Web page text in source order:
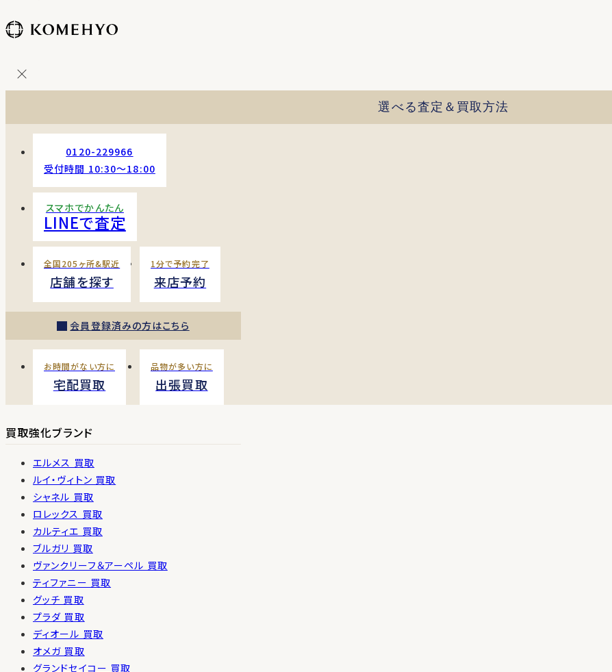
ン
選べる査定＆買取方法
0120-229966
受付時間 10:30〜18:00
スマホでかんたん
LINEで査定
全国205ヶ所&駅近
店舗を探す
1分で予約完了
来店予約
会員登録済みの方はこちら
お時間がない方に
宅配買取
品物が多い方に
出張買取
買取強化ブランド
エルメス 買取
ルイ・ヴィトン 買取
シャネル 買取
ロレックス 買取
カルティエ 買取
ブルガリ 買取
ヴァンクリーフ＆アーペル 買取
ティファニー 買取
グッチ 買取
プラダ 買取
ディオール 買取
オメガ 買取
グランドセイコー 買取